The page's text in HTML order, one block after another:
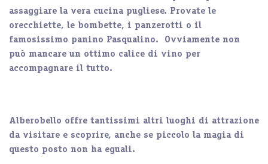
assaggiare la vera cucina pugliese. Provate le
orecchiette, le bombette, i panzerotti o il
famosissimo panino Pasqualino. Ovviamente non
può mancare un ottimo calice di vino per
accompagnare il tutto.
Alberobello offre tantissimi altri luoghi di attrazione
da visitare e scoprire, anche se piccolo la magia di
questo posto non ha eguali.